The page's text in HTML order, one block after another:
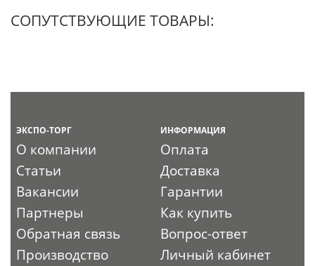
СОПУТСТВУЮЩИЕ ТОВАРЫ:
ЭКСПО-ТОРГ
О компании
Статьи
Вакансии
Партнеры
Обратная связь
Производство
ИНФОРМАЦИЯ
Оплата
Доставка
Гарантии
Как купить
Вопрос-ответ
Личный кабинет